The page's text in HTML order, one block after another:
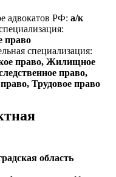
адвокатов РФ: а/к
право
специализация:
право, Жилищное
право,
Трудовое право
область